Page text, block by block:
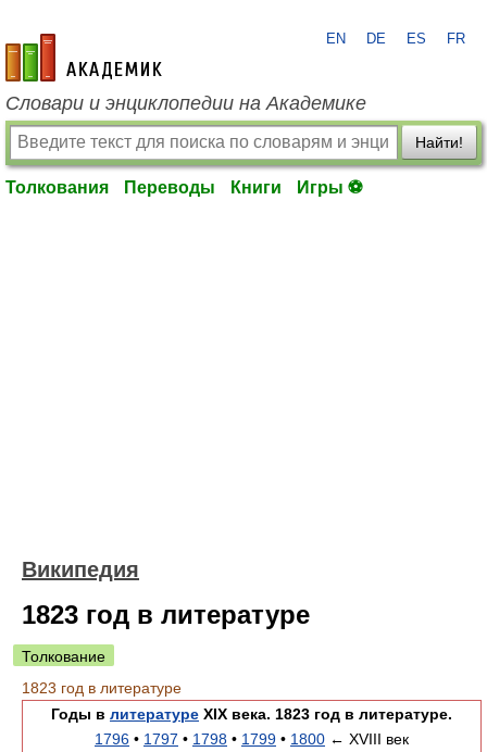
academic.ru
EN DE ES FR
Словари и энциклопедии на Академике
Найти!
Толкования Переводы Книги Игры ⚽
Википедия
1823 год в литературе
Толкование
1823 год в литературе
Годы в литературе XIX века. 1823 год в литературе.
1796 • 1797 • 1798 • 1799 • 1800 ← XVIII век